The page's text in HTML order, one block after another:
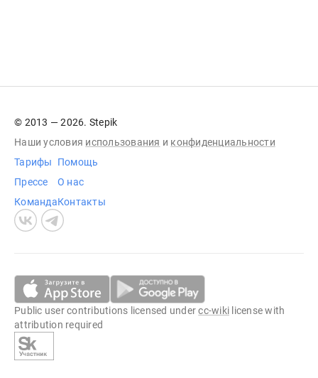
© 2013 — 2026. Stepik
Наши условия использования и конфиденциальности
Тарифы
Прессе
Команда
Помощь
О нас
Контакты
Public user contributions licensed undercc-wiki license with
attribution required